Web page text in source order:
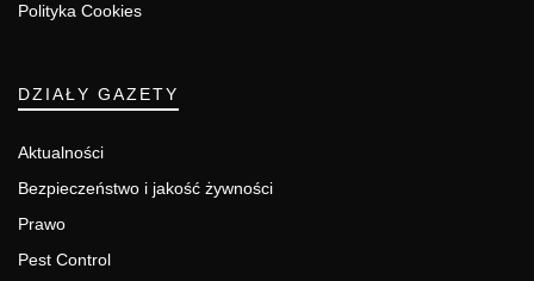
Polityka Cookies
DZIAŁY GAZETY
Aktualności
Bezpieczeństwo i jakość żywności
Prawo
Pest Control